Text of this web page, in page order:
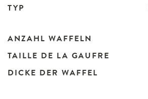
TYP
ANZAHL WAFFELN
TAILLE DE LA GAUFRE
DICKE DER WAFFEL